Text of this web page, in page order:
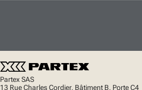
Partex SAS
13 Rue Charles Cordier, Bâtiment B, Porte C4